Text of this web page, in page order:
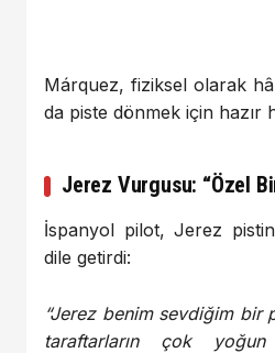
Márquez, fiziksel olarak
da piste dönmek için hazır
Jerez Vurgusu: “Özel
İspanyol pilot, Jerez
dile getirdi:
“Jerez benim sevdiğim bir
taraftarların çok